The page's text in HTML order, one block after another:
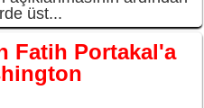
üst...
Fatih Portakal'a